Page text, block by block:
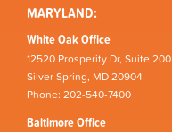
MARYLAND:
White Oak Office
12520 Prosperity Dr, Suite 200
Silver Spring, MD 20904
Phone: 202-540-7400
Baltimore Office